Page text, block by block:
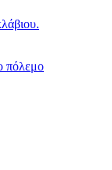
πόλεμο